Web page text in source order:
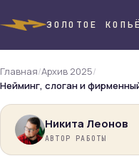
ЗОЛОТОЕ КОПЬЁ
Главная/Архив 2025/
Нейминг, слоган и
Никита Леонов
АВТОР РАБОТЫ